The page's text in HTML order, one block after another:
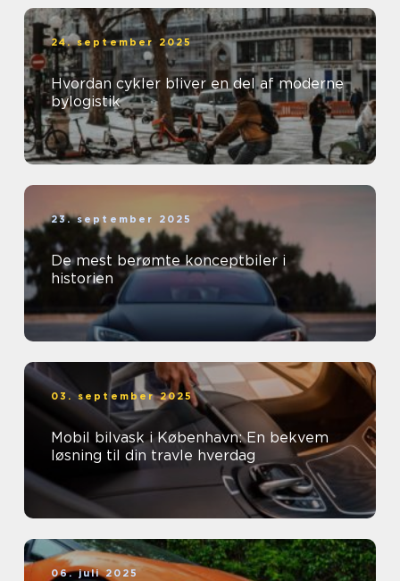
24. september 2025
Hvordan cykler bliver en del af moderne
bylogistik
23. september 2025
De mest berømte konceptbiler i
historien
03. september 2025
Mobil bilvask i København: En bekvem
løsning til din travle hverdag
06. juli 2025